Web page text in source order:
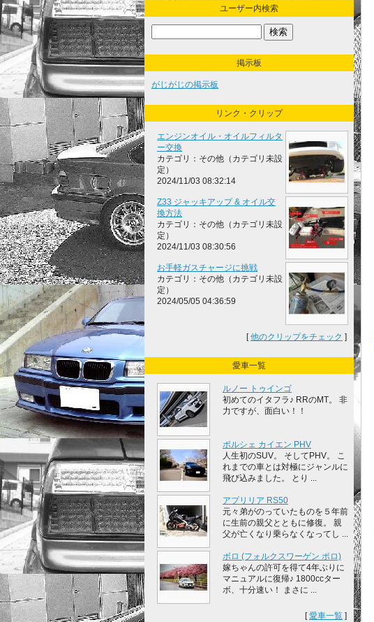
ユーザー内検索
掲示板
がじがじの掲示板
リンク・クリップ
エンジンオイル・オイルフィルタ
ー交換
カテゴリ：その他（カテゴリ未設
定）
2024/11/03 08:32:14
Z33 ジャッキアップ & オイル交
換方法
カテゴリ：その他（カテゴリ未設
定）
2024/11/03 08:30:56
お手軽ガスチャージに挑戦
カテゴリ：その他（カテゴリ未設
定）
2024/05/05 04:36:59
[他のクリップをチェック ]
愛車一覧
ルノー トゥインゴ
初めてのイタフラ♪ RRのMT。 非
力ですが、面白い！！
ポルシェ カイエン PHV
人生初のSUV。 そしてPHV。 こ
れまでの車とは対極にジャンルに
飛び込みました。 とり ...
アプリリア RS50
元々弟がのっていたものを５年前
に生前の親父とともに修復。 親
父が亡くなり乗らなくなってし ...
ボロ (フォルクスワーゲン ポロ)
嫁ちゃんの許可を得て4年ぶりに
マニュアルに復帰♪ 1800ccター
ボ、十分速い！ まさに ...
[愛車一覧 ]